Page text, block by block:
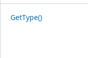
GetType()